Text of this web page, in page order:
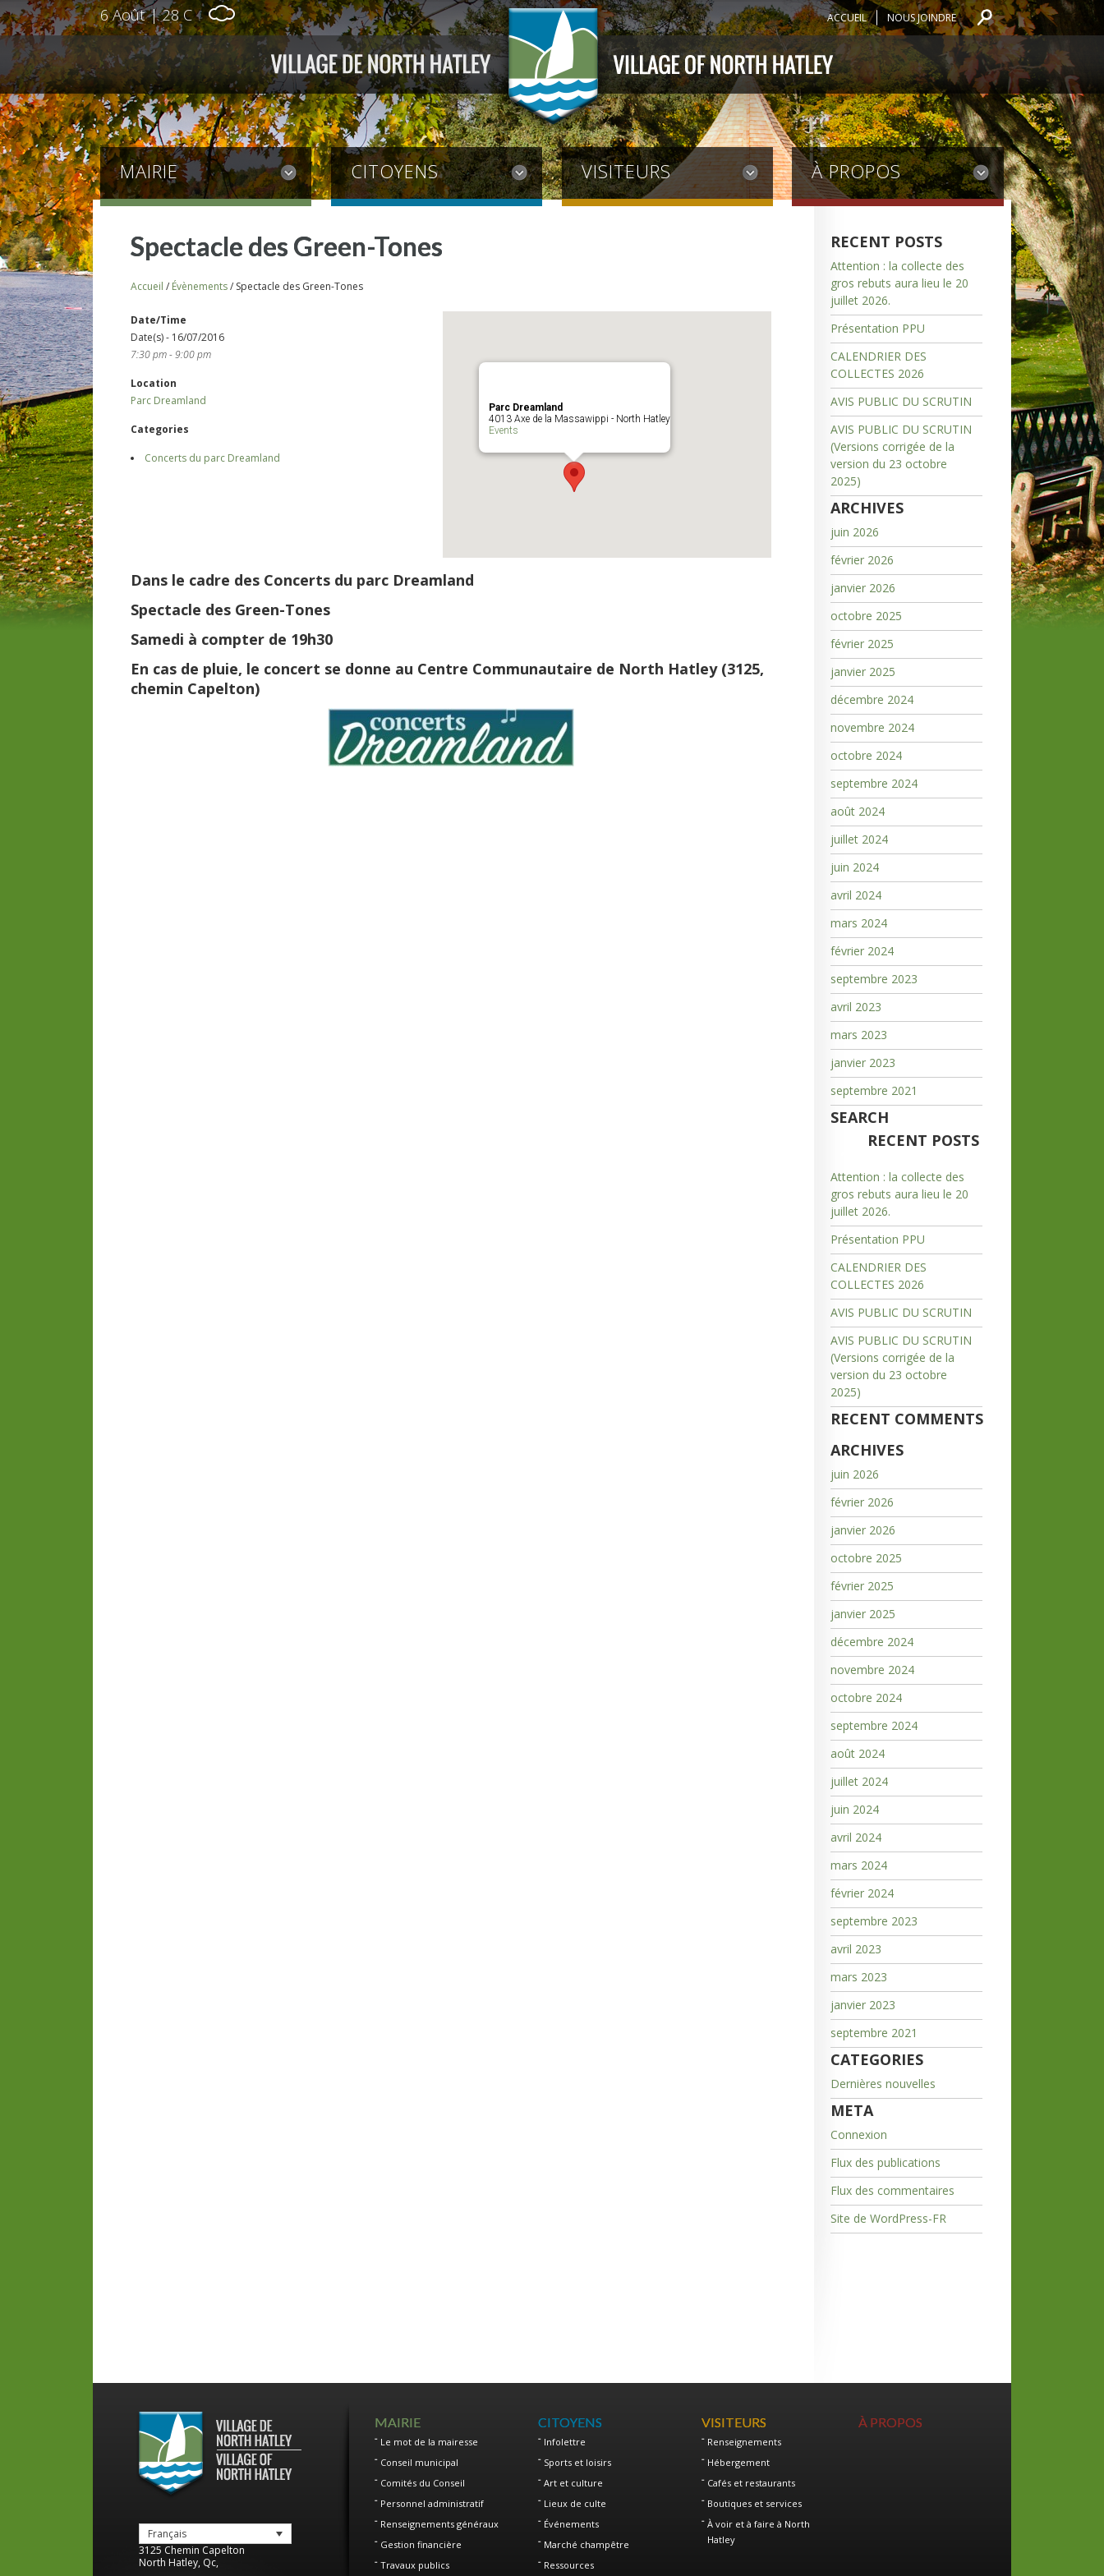
6 Août | 28 C ACCUEIL NOUS JOINDRE
MAIRIE CITOYENS VISITEURS À PROPOS
Spectacle des Green-Tones
Accueil / Évènements/ Spectacle des Green-Tones
Parc Dreamland
4013 Axe de la Massawippi - North Hatley
Events
Date/Time
Date(s) - 16/07/2016
7:30 pm - 9:00 pm
Location
Parc Dreamland
Categories
Concerts du parc Dreamland
Dans le cadre des Concerts du parc Dreamland
Spectacle des Green-Tones
Samedi à compter de 19h30
En cas de pluie, le concert se donne au Centre Communautaire de North Hatley (3125,
chemin Capelton)
RECENT POSTS
Attention : la collecte des
gros rebuts aura lieu le 20
juillet 2026.
Présentation PPU
CALENDRIER DES
COLLECTES 2026
AVIS PUBLIC DU SCRUTIN
AVIS PUBLIC DU SCRUTIN
(Versions corrigée de la
version du 23 octobre
2025)
ARCHIVES
juin 2026
février 2026
janvier 2026
octobre 2025
février 2025
janvier 2025
décembre 2024
novembre 2024
octobre 2024
septembre 2024
août 2024
juillet 2024
juin 2024
avril 2024
mars 2024
février 2024
septembre 2023
avril 2023
mars 2023
janvier 2023
septembre 2021
SEARCH
RECENT POSTS
Attention : la collecte des
gros rebuts aura lieu le 20
juillet 2026.
Présentation PPU
CALENDRIER DES
COLLECTES 2026
AVIS PUBLIC DU SCRUTIN
AVIS PUBLIC DU SCRUTIN
(Versions corrigée de la
version du 23 octobre
2025)
RECENT COMMENTS
ARCHIVES
juin 2026
février 2026
janvier 2026
octobre 2025
février 2025
janvier 2025
décembre 2024
novembre 2024
octobre 2024
septembre 2024
août 2024
juillet 2024
juin 2024
avril 2024
mars 2024
février 2024
septembre 2023
avril 2023
mars 2023
janvier 2023
septembre 2021
CATEGORIES
Dernières nouvelles
META
Connexion
Flux des publications
Flux des commentaires
Site de WordPress-FR
Français
3125 Chemin Capelton
North Hatley, Qc,
MAIRIE
Le mot de la mairesse
Conseil municipal
Comités du Conseil
Personnel administratif
Renseignements généraux
Gestion financière
Travaux publics
CITOYENS
Infolettre
Sports et loisirs
Art et culture
Lieux de culte
Événements
Marché champêtre
Ressources
VISITEURS
Renseignements
Hébergement
Cafés et restaurants
Boutiques et services
À voir et à faire à North
Hatley
À PROPOS